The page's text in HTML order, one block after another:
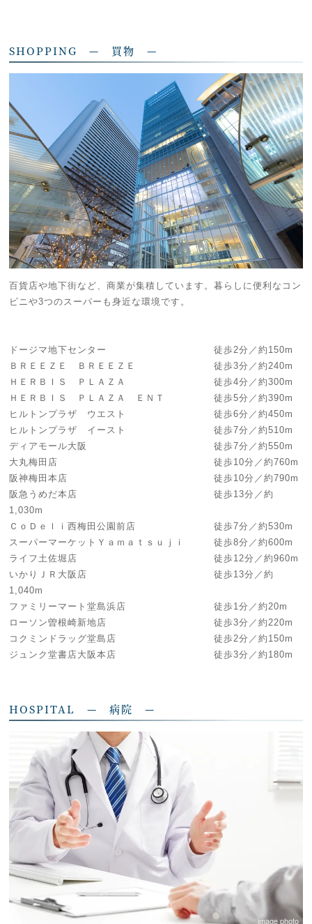
SHOPPING — 買物 —
百貨店や地下街など、商業が集積しています。暮らしに便利なコン
ビニや3つのスーパーも身近な環境です。
ドージマ地下センター 徒歩2分／約150m
ＢＲＥＥＺＥ ＢＲＥＥＺＥ 徒歩3分／約240m
ＨＥＲＢＩＳ ＰＬＡＺＡ 徒歩4分／約300m
ＨＥＲＢＩＳ ＰＬＡＺＡ ＥＮＴ 徒歩5分／約390m
ヒルトンプラザ ウエスト 徒歩6分／約450m
ヒルトンプラザ イースト 徒歩7分／約510m
ディアモール大阪 徒歩7分／約550m
大丸梅田店 徒歩10分／約760m
阪神梅田本店 徒歩10分／約790m
阪急うめだ本店 徒歩13分／約
1,030m
ＣｏＤｅｌｉ西梅田公園前店 徒歩7分／約530m
スーパーマーケットＹａｍａｔｓｕｊｉ 徒歩8分／約600m
ライフ土佐堀店 徒歩12分／約960m
いかりＪＲ大阪店 徒歩13分／約
1,040m
ファミリーマート堂島浜店 徒歩1分／約20m
ローソン曽根崎新地店 徒歩3分／約220m
コクミンドラッグ堂島店 徒歩2分／約150m
ジュンク堂書店大阪本店 徒歩3分／約180m
HOSPITAL — 病院 —
image photo